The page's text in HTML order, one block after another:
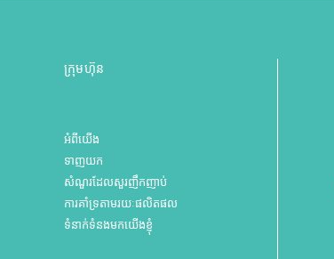
ក្រុមហ៊ុន
អំពីយើង
ទាញយក
សំណួរដែលសួរញឹកញាប់
ការគាំទ្រតាមរយៈផលិតផល
ទំនាក់ទំនងមកយើងខ្ញុំ